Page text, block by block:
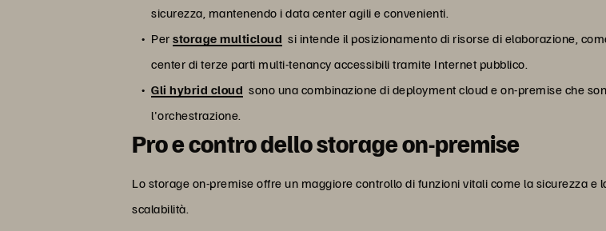
sicurezza, mantenendo i data center agili e convenienti.
Perstorage multicloud si intende il posizionamento di risorse di elaborazione,
center di terze parti multi-tenancy accessibili tramite Internet pubblico.
Gli hybrid cloud sono una combinazione di deployment cloud e on-premise che
l'orchestrazione.
Pro e contro dello storage on-premise
Lo storage on-premise offre un maggiore controllo di funzioni vitali come la sicurezza
scalabilità.